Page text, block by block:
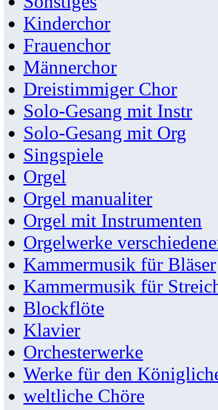
Kinderchor
Frauenchor
Männerchor
Dreistimmiger Chor
Solo-Gesang mit Instr
Solo-Gesang mit Org
Singspiele
Orgel
Orgel manualiter
Orgel mit Instrumenten
Orgelwerke
Kammermusik für Bläser
Kammermusik für
Blockflöte
Klavier
Orchesterwerke
Werke für den
weltliche Chöre